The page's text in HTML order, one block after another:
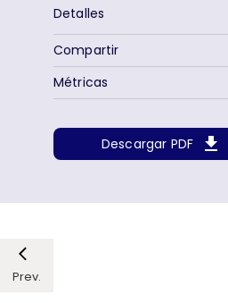
Detalles
Descargar PDF
Métricas
Compartir
Prev.